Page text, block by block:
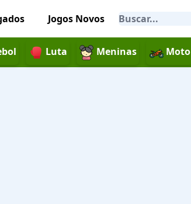
Jogos Novos
Luta Meninas Moto